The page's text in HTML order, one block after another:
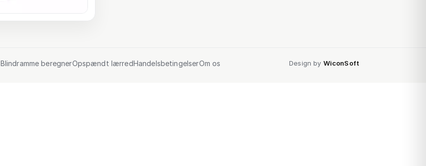
Blindramme beregnerOpspændt lærredHandelsbetingelserOm os Design by WiconSoft